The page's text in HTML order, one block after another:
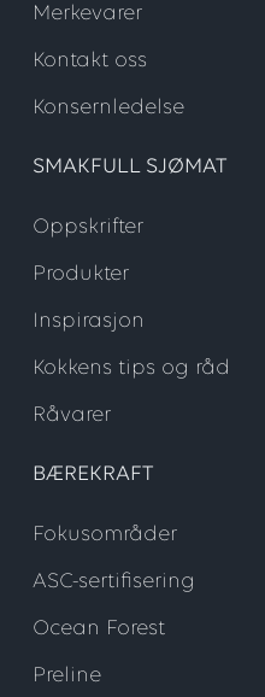
Merkevarer
Kontakt oss
Konsernledelse
SMAKFULL SJØMAT
Oppskrifter
Produkter
Inspirasjon
Kokkens tips og råd
Råvarer
BÆREKRAFT
Fokusområder
ASC-sertifisering
Ocean Forest
Preline